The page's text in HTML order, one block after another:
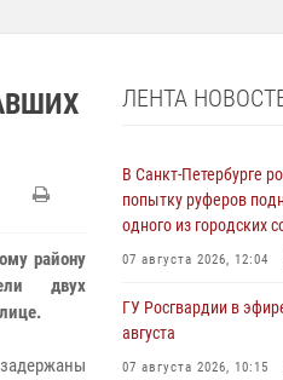
району
двух
ЛЕНТА
В Санкт-Петербурге
попытку руферов
одного из городских
07 августа 2026, 12:04
ГУ Росгвардии в
августа
07 августа 2026, 10:15